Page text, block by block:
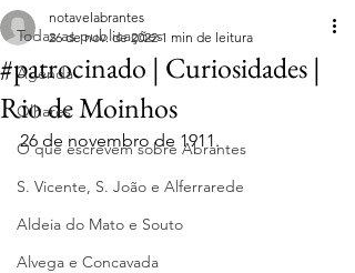
Todas as publicações
Agenda
Olhares
O que escrevem sobre Abrantes
S. Vicente, S. João e Alferrarede
Aldeia do Mato e Souto
Alvega e Concavada
#patrocinado | Curiosidades |
Rio de Moinhos
notavelabrantes
26 de nov. de 2022 1 min de leitura
26 de novembro de 1911.